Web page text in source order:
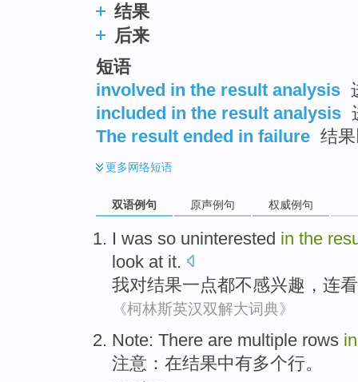
结果
后来
短语
involved in the result analysis
included in the result analysis
The result ended in failure 结
更多网络短语
双语例句 原声例句 权威例句
I was so uninterested in the
look at it.
我对结果一点都不感兴趣，连
《柯林斯英汉双解大词典》
Note: There are multiple rows
注意 ： 在结果中有多个行。